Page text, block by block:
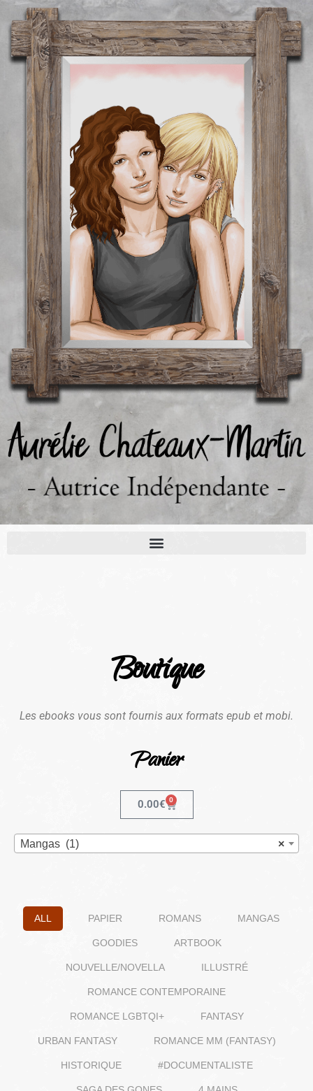
Boutique
Les ebooks vous sont fournis aux formats epub et mobi.
Panier
0.00€ 0
×
Mangas (1)
ALL PAPIER ROMANS MANGAS
GOODIES ARTBOOK
NOUVELLE/NOVELLA ILLUSTRÉ
ROMANCE CONTEMPORAINE
ROMANCE LGBTQI+ FANTASY
URBAN FANTASY ROMANCE MM (FANTASY)
HISTORIQUE #DOCUMENTALISTE